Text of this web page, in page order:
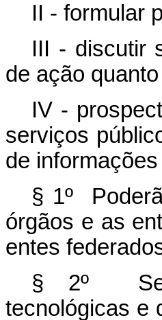
II - formular
III - discutir
de ação
IV -
serviços
de
§ 1º
órgãos e as
entes
§ 2º
tecnológicas e